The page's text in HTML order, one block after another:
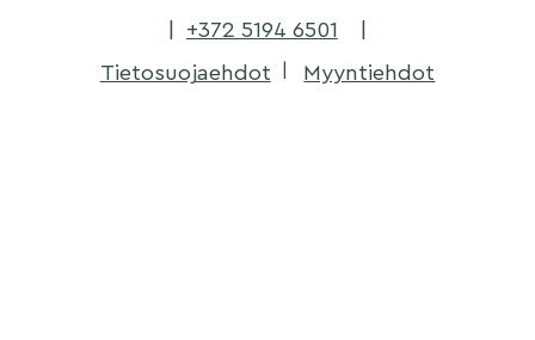
+372 5194 6501
Tietosuojaehdot
Myyntiehdot